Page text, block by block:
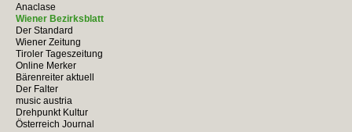
Anaclase
Wiener Bezirksblatt
Der Standard
Wiener Zeitung
Tiroler Tageszeitung
Online Merker
Bärenreiter aktuell
Der Falter
music austria
Drehpunkt Kultur
Österreich Journal